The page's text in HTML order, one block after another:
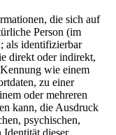
die sich auf
Person (im
als identifizierbar
direkt oder indirekt,
wie einem
zu einer
oder mehreren
kann, die Ausdruck
psychischen,
dieser